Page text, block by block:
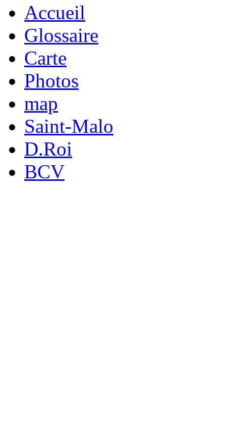
Accueil
Glossaire
Carte
Photos
map
Saint-Malo
D.Roi
BCV